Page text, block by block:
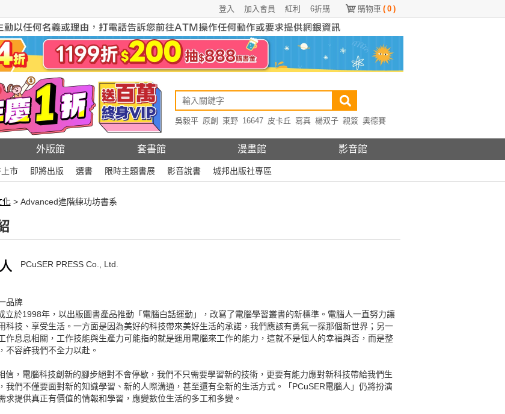
購物車 ( 0 )
6折購
紅利
加入會員
登入
吳毅平 原創 東野 16647 皮卡丘 寫真 楊双子 親簽 奧德賽
外版館 套書館 漫畫館 影音館
市 即將出版 選書 限時主題書展 影音說書 城邦出版社專區
化> Advanced進階練功坊書系
PCuSER PRESS Co., Ltd.
品牌
立於1998年，以出版圖書產品推動「電腦白話運動」，改寫了電腦學習叢書的新標準。電腦人一直努力讓
科技、享受生活。一方面是因為美好的科技帶來美好生活的承諾，我們應該有勇氣一探那個新世界；另一
作息息相關，工作技能與生產力可能指的就是運用電腦來工作的能力，這就不是個人的幸福與否，而是整
不容許我們不全力以赴。
信，電腦科技創新的腳步絕對不會停歇，我們不只需要學習新的技術，更要有能力應對新科技帶給我們生
我們不僅要面對新的知識學習、新的人際溝通，甚至還有全新的生活方式。「PCuSER電腦人」仍將扮演
求提供真正有價值的情報和學習，應變數位生活的多工和多變。